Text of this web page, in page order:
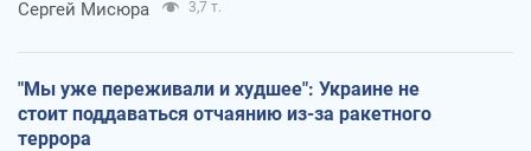
Сергей Мисюра 3,7 т.
"Мы уже переживали и худшее": Украине не
стоит поддаваться отчаянию из-за ракетного
террора